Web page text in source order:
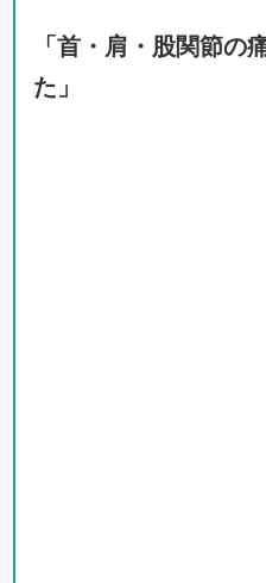
「首・肩・股関節の
た」